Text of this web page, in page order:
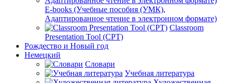
E-books (Учебные пособия (УМК),
Адаптированное чтение в электронном формате)
Classroom
Presentation Tool (CPT)
Рождество и Новый год
Немецкий
Словари
Учебная литература